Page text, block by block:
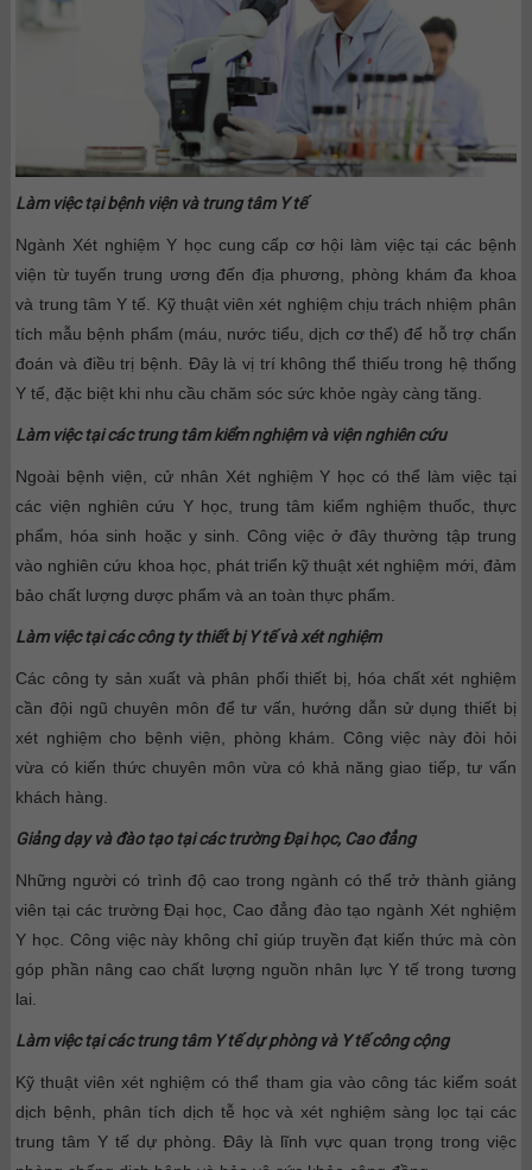
Làm việc tại bệnh viện và trung tâm Y tế
Ngành Xét nghiệm Y học cung cấp cơ hội làm việc tại các bệnh
viện từ tuyến trung ương đến địa phương, phòng khám đa khoa
và trung tâm Y tế. Kỹ thuật viên xét nghiệm chịu trách nhiệm phân
tích mẫu bệnh phẩm (máu, nước tiểu, dịch cơ thể) để hỗ trợ chẩn
đoán và điều trị bệnh. Đây là vị trí không thể thiếu trong hệ thống
Y tế, đặc biệt khi nhu cầu chăm sóc sức khỏe ngày càng tăng.
Làm việc tại các trung tâm kiểm nghiệm và viện nghiên cứu
Ngoài bệnh viện, cử nhân Xét nghiệm Y học có thể làm việc tại
các viện nghiên cứu Y học, trung tâm kiểm nghiệm thuốc, thực
phẩm, hóa sinh hoặc y sinh. Công việc ở đây thường tập trung
vào nghiên cứu khoa học, phát triển kỹ thuật xét nghiệm mới, đảm
bảo chất lượng dược phẩm và an toàn thực phẩm.
Làm việc tại các công ty thiết bị Y tế và xét nghiệm
Các công ty sản xuất và phân phối thiết bị, hóa chất xét nghiệm
cần đội ngũ chuyên môn để tư vấn, hướng dẫn sử dụng thiết bị
xét nghiệm cho bệnh viện, phòng khám. Công việc này đòi hỏi
vừa có kiến thức chuyên môn vừa có khả năng giao tiếp, tư vấn
khách hàng.
Giảng dạy và đào tạo tại các trường Đại học, Cao đẳng
Những người có trình độ cao trong ngành có thể trở thành giảng
viên tại các trường Đại học, Cao đẳng đào tạo ngành Xét nghiệm
Y học. Công việc này không chỉ giúp truyền đạt kiến thức mà còn
góp phần nâng cao chất lượng nguồn nhân lực Y tế trong tương
lai.
Làm việc tại các trung tâm Y tế dự phòng và Y tế công cộng
Kỹ thuật viên xét nghiệm có thể tham gia vào công tác kiểm soát
dịch bệnh, phân tích dịch tễ học và xét nghiệm sàng lọc tại các
trung tâm Y tế dự phòng. Đây là lĩnh vực quan trọng trong việc